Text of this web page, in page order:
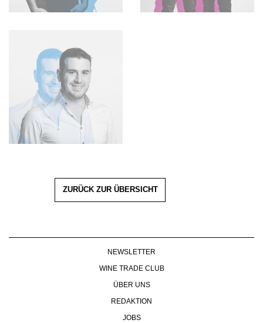
ZURÜCK ZUR ÜBERSICHT
NEWSLETTER
WINE TRADE CLUB
ÜBER UNS
REDAKTION
JOBS